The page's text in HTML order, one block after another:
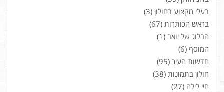
בעלי מקצוע בחולון (3)
בראש הכותרות (67)
הבלוג של יואב (1)
המוסף (6)
חדשות העיר (95)
חולון בתמונות (38)
חיי לילה (27)